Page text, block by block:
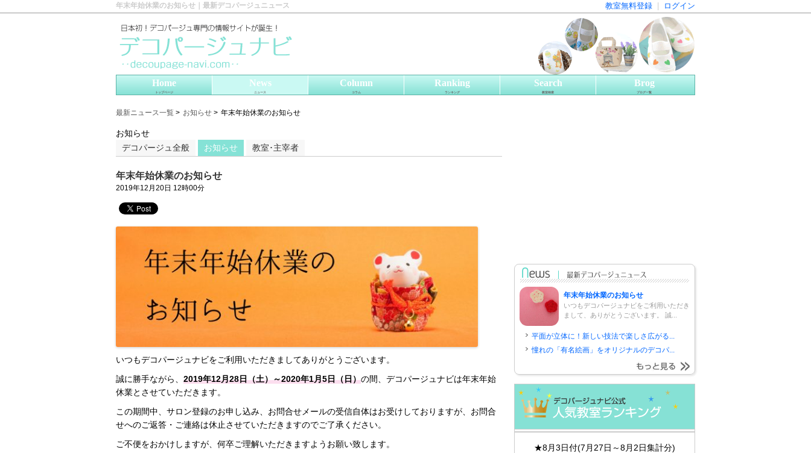
年末年始休業のお知らせ｜最新デコパージュニュース ログイン
教室無料登録
Home
トップページ
News
ニュース
Column
コラム
Ranking
ランキング
Search
教室検索
Brog
ブログ一覧
最新ニュース一覧 > お知らせ > 年末年始休業のお知らせ
お知らせ
デコパージュ全般
お知らせ 教室･主宰者
年末年始休業のお知らせ
2019年12月20日 12時00分
いつもデコパージュナビをご利用いただきましてありがとうございます。
誠に勝手ながら、 2019年12月28日（土）～2020年1月5日（日）の間、デコパージュナビは年末年始
休業とさせていただきます。
この期間中、サロン登録のお申し込み、お問合せメールの受信自体はお受けしておりますが、お問合
せへのご返答・ご連絡は休止させていただきますのでご了承ください。
ご不便をおかけしますが、何卒ご理解いただきますようお願い致します。
年末年始休業のお知らせ
いつもデコパージュナビをご利用いただき
まして、ありがとうございます。 誠...
平面が立体に！新しい技法で楽しさ広がる...
憧れの「有名絵画」をオリジナルのデコパ...
★8月3日付(7月27日～8月2日集計分)